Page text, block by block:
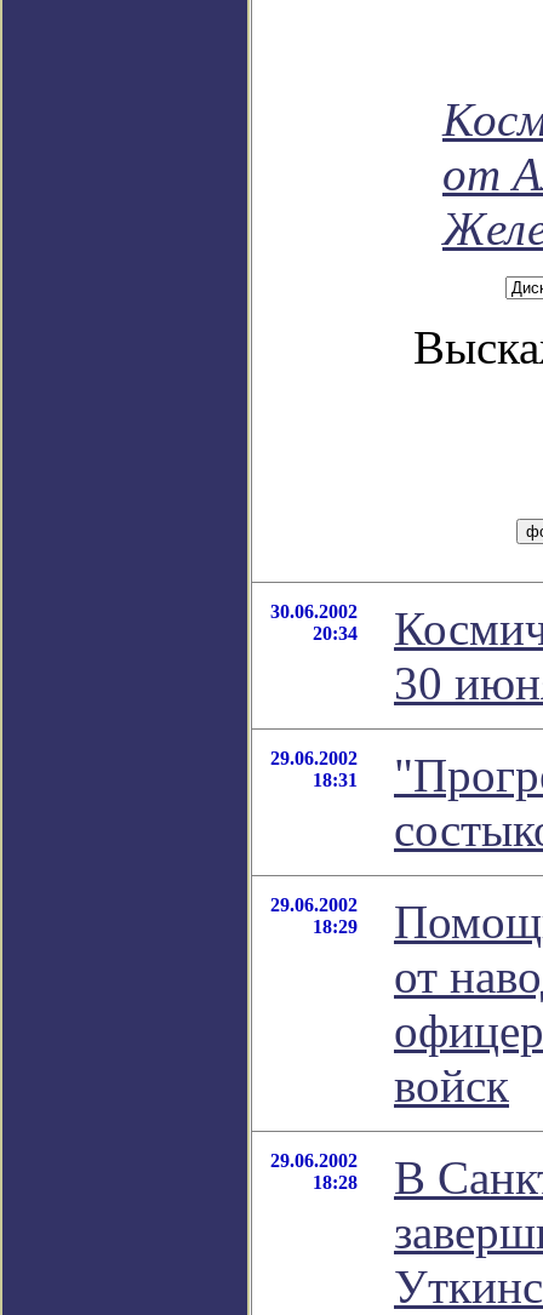
от
30.06.2002
20:34
30
29.06.2002
18:31
29.06.2002
18:29
от
войск
29.06.2002
18:28
В